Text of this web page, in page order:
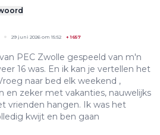
29 juni 2026 om 15:52 +1657
PEC Zwolle gespeeld van m'n
16 was. En ik kan je vertellen het
naar bed elk weekend ,
en zeker met vakanties, nauwelijks
vrienden hangen. Ik was het
kwijt en ben gaan